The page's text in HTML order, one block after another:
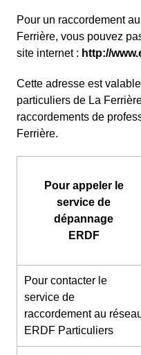
Pour un raccordement
Ferrière, vous pouvez
site internet : http://
Cette adresse est
particuliers de La
raccordements de
Ferrière.
Pour appeler le
service de
dépannage
ERDF
Pour contacter le
service de
raccordement au
ERDF Particuliers